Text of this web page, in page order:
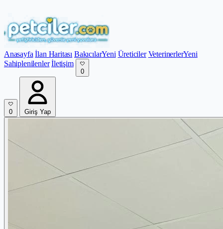
Anasayfa İlan Haritası BakıcılarYeni Üreticiler VeterinerlerYeni
Sahiplenilenler İletişim
0
0 Giriş Yap